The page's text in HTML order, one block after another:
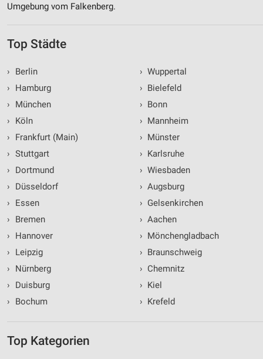
Umgebung vom Falkenberg.
Top Städte
›
Berlin
›
Hamburg
›
München
›
Köln
›
Frankfurt (Main)
› Stuttgart
›
Dortmund
›
Düsseldorf
›
Essen
›
Bremen
›
Hannover
›
Leipzig
›
Nürnberg
›
Duisburg
›
Bochum
› Wuppertal
› Bielefeld
› Bonn
› Mannheim
› Münster
› Karlsruhe
› Wiesbaden
› Augsburg
› Gelsenkirchen
› Aachen
› Mönchengladbach
› Braunschweig
› Chemnitz
› Kiel
› Krefeld
Top Kategorien